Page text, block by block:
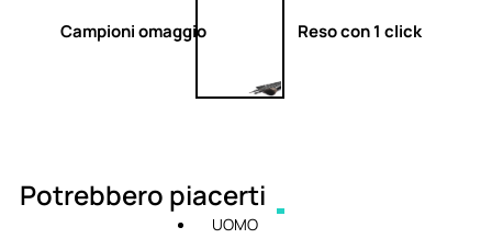
UOMO
Campioni omaggio Reso con 1 click
Potrebbero piacerti